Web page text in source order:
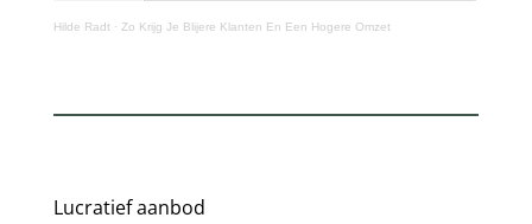
Hilde Radt · Zo Krijg Je Blijere Klanten En Een Hogere Omzet
Lucratief aanbod